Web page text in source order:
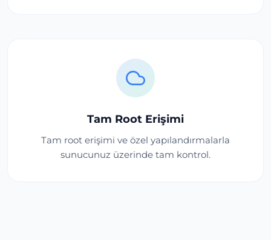
Tam Root Erişimi
Tam root erişimi ve özel yapılandırmalarla
sunucunuz üzerinde tam kontrol.